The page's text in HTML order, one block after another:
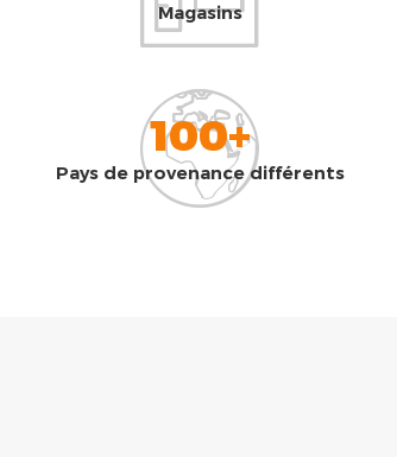
Magasins
100+
Pays de provenance différents